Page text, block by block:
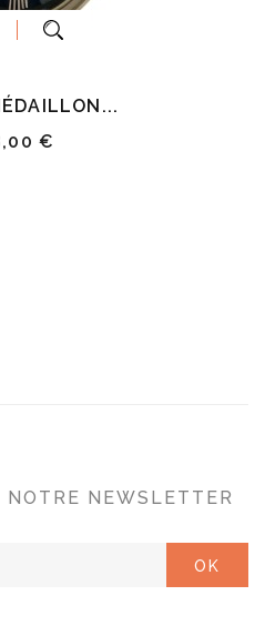
€
NEWSLETTER